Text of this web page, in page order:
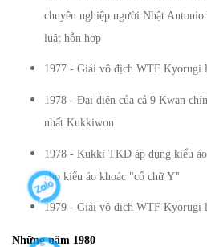
chuyên nghiệp người Nhật
luật hỗn hợp
1977 - Giải vô địch WTF Kyorugi
1978 - Đại diện của cả 9 Kwan
nhất Kukkiwon
1978 - Kukki TKD áp dụng kiểu
cho kiểu áo khoác "cổ chữ Y"
1979 - Giải vô địch WTF Kyorugi
Những năm 1980